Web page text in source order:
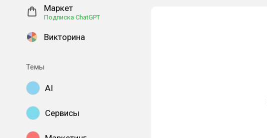
Маркет
Подписка ChatGPT
Викторина
Темы
AI
Сервисы